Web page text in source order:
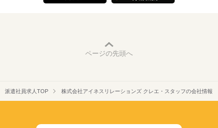
ページの先頭へ
派遣社員求人TOP 株式会社アイネスリレーションズ クレエ・スタッフの会社情報